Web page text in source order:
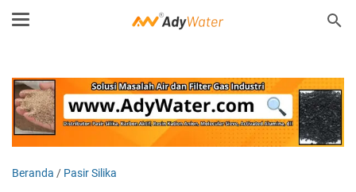
Beranda / Pasir Silika